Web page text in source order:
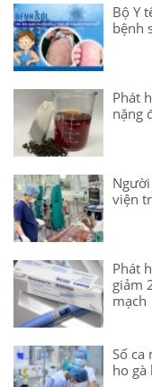
Bộ Y
bệnh
Phát
nặng
viện
Phát
giảm
mạch
Số ca
ho gà